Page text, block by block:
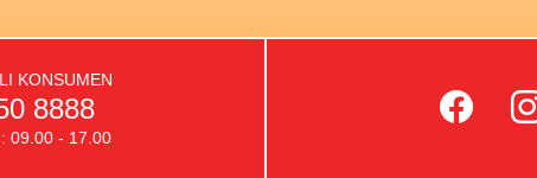
KONSUMEN
8888
09.00 - 17.00